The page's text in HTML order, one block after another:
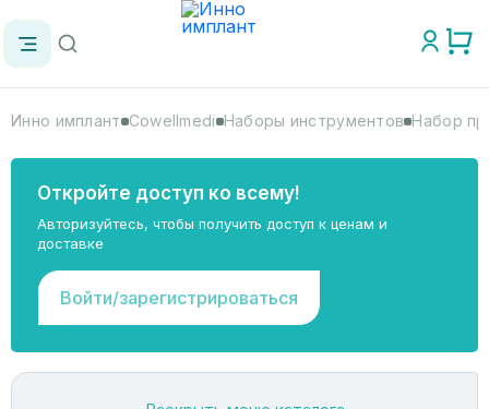
Инно имплант Cowellmedi Наборы инструментов Набор
Откройте доступ ко всему!
Авторизуйтесь, чтобы получить доступ к ценам и
доставке
Войти/зарегистрироваться